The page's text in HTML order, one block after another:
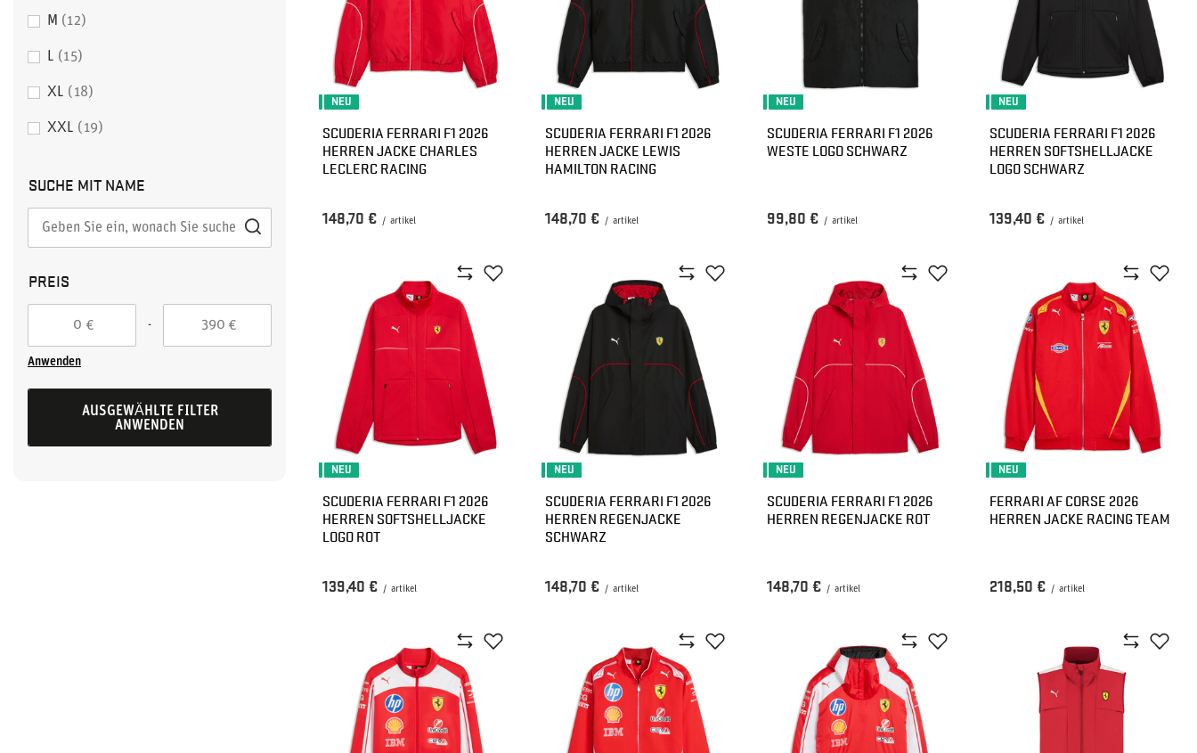
M 12
L 15
XL 18
XXL 19
SUCHE MIT NAME
PREIS
€ - €
Anwenden
AUSGEWÄHLTE FILTER
ANWENDEN
NEU
SCUDERIA FERRARI F1 2026
HERREN JACKE CHARLES
LECLERC RACING
148,70 € / artikel
NEU
SCUDERIA FERRARI F1 2026
HERREN JACKE LEWIS
HAMILTON RACING
148,70 € / artikel
NEU
SCUDERIA FERRARI F1 2026
WESTE LOGO SCHWARZ
99,80 € / artikel
NEU
SCUDERIA FERRARI F1 2026
HERREN SOFTSHELLJACKE
LOGO SCHWARZ
139,40 € / artikel
NEU
SCUDERIA FERRARI F1 2026
HERREN SOFTSHELLJACKE
LOGO ROT
139,40 € / artikel
NEU
SCUDERIA FERRARI F1 2026
HERREN REGENJACKE
SCHWARZ
148,70 € / artikel
NEU
SCUDERIA FERRARI F1 2026
HERREN REGENJACKE ROT
148,70 € / artikel
NEU
FERRARI AF CORSE 2026
HERREN JACKE RACING TEAM
218,50 € / artikel